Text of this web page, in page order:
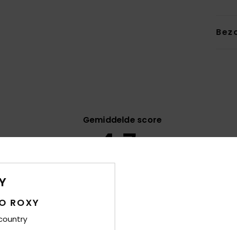
Gemiddelde score
4.7
kwaliteitverhouding
ROXY